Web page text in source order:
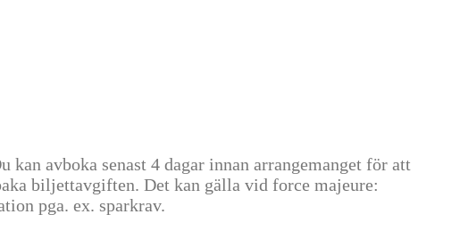
avboka senast 4 dagar innan arrangemanget för att
biljettavgiften. Det kan gälla vid force majeure:
pga. ex. sparkrav.